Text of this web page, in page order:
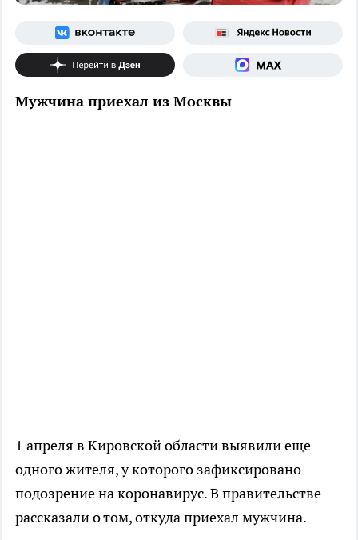
Мужчина приехал из Москвы
1 апреля в Кировской области выявили еще
одного жителя, у которого зафиксировано
подозрение на коронавирус. В правительстве
рассказали о том, откуда приехал мужчина.